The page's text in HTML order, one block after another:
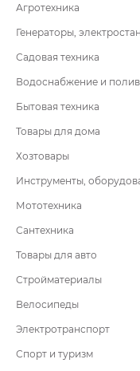
Агротехника
Генераторы,
Садовая техника
Водоснабжение и полив
Бытовая техника
Товары для дома
Хозтовары
Инструменты,
Мототехника
Сантехника
Товары для авто
Стройматериалы
Велосипеды
Электротранспорт
Спорт и туризм